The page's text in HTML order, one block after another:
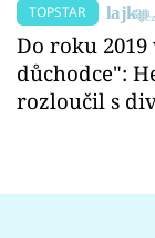
TOPSTAR
Do roku
důchodce":
rozloučil s